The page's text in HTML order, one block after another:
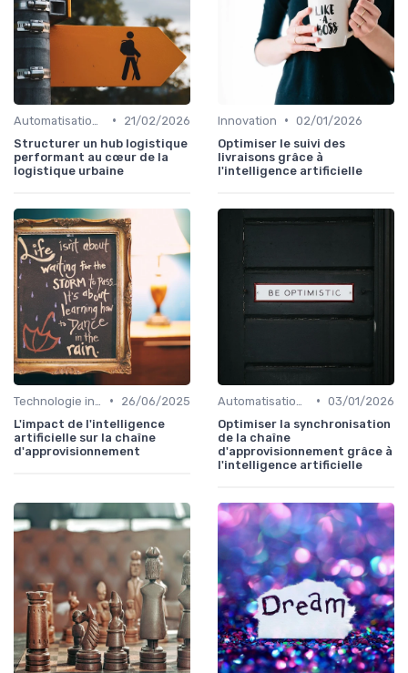
•
21/02/2026
Structurer un hub logistique
performant au cœur de la
logistique urbaine
Innovation • 02/01/2026
Optimiser le suivi des
livraisons grâce à
l'intelligence artificielle
•
26/06/2025
L'impact de l'intelligence
artificielle sur la chaîne
d'approvisionnement
• 03/01/2026
Optimiser la synchronisation
de la chaîne
d'approvisionnement grâce à
l'intelligence artificielle